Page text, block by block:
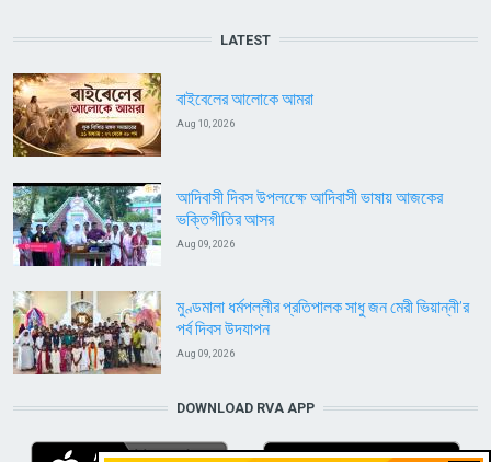
LATEST
বাইবেলের আলোকে আমরা
Aug 10, 2026
আদিবাসী দিবস উপলক্ষেে আদিবাসী ভাষায় আজকের
ভক্তিগীতির আসর
Aug 09, 2026
মুণ্ডমালা ধর্মপল্লীর প্রতিপালক সাধু জন মেরী ভিয়ান্নী’র
পর্ব দিবস উদযাপন
Aug 09, 2026
DOWNLOAD RVA APP